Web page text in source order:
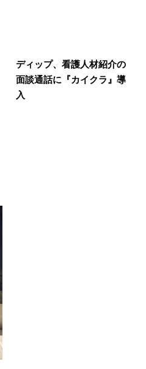
ディップ、看護人材紹介の
面談通話に『カイクラ』導
入